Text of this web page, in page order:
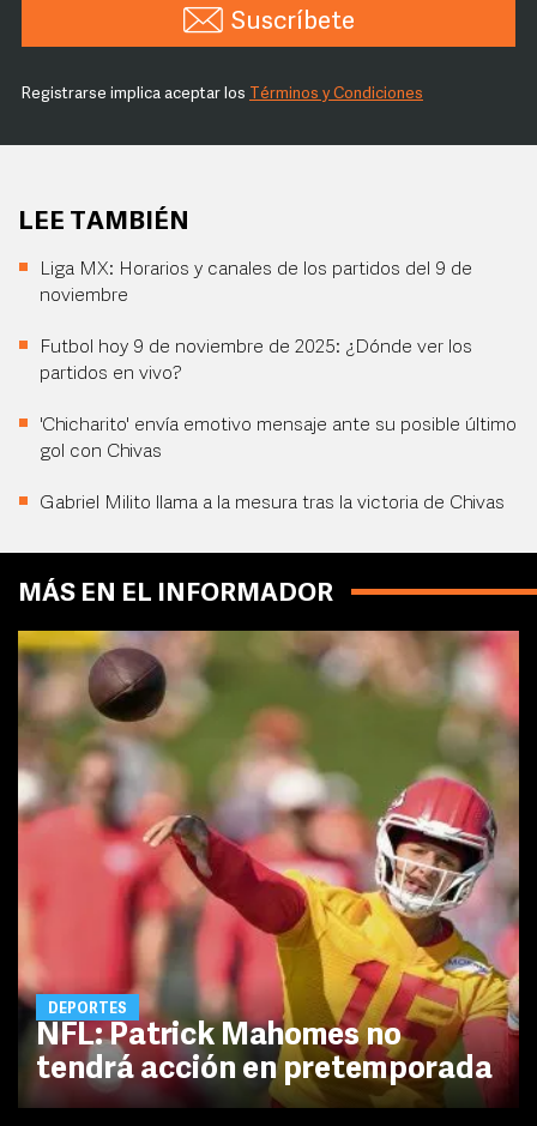
Suscríbete
Registrarse implica aceptar los Términos y Condiciones
LEE TAMBIÉN
Liga MX: Horarios y canales de los partidos del 9 de
noviembre
Futbol hoy 9 de noviembre de 2025: ¿Dónde ver los
partidos en vivo?
'Chicharito' envía emotivo mensaje ante su posible último
gol con Chivas
Gabriel Milito llama a la mesura tras la victoria de Chivas
MÁS EN EL INFORMADOR
DEPORTES
NFL: Patrick Mahomes no
tendrá acción en pretemporada